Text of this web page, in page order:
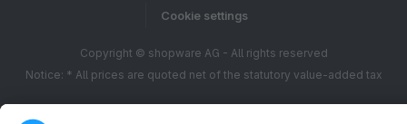
Cookie settings
Copyright © shopware AG - All rights reserved
Notice: * All prices are quoted net of the statutory value-added tax